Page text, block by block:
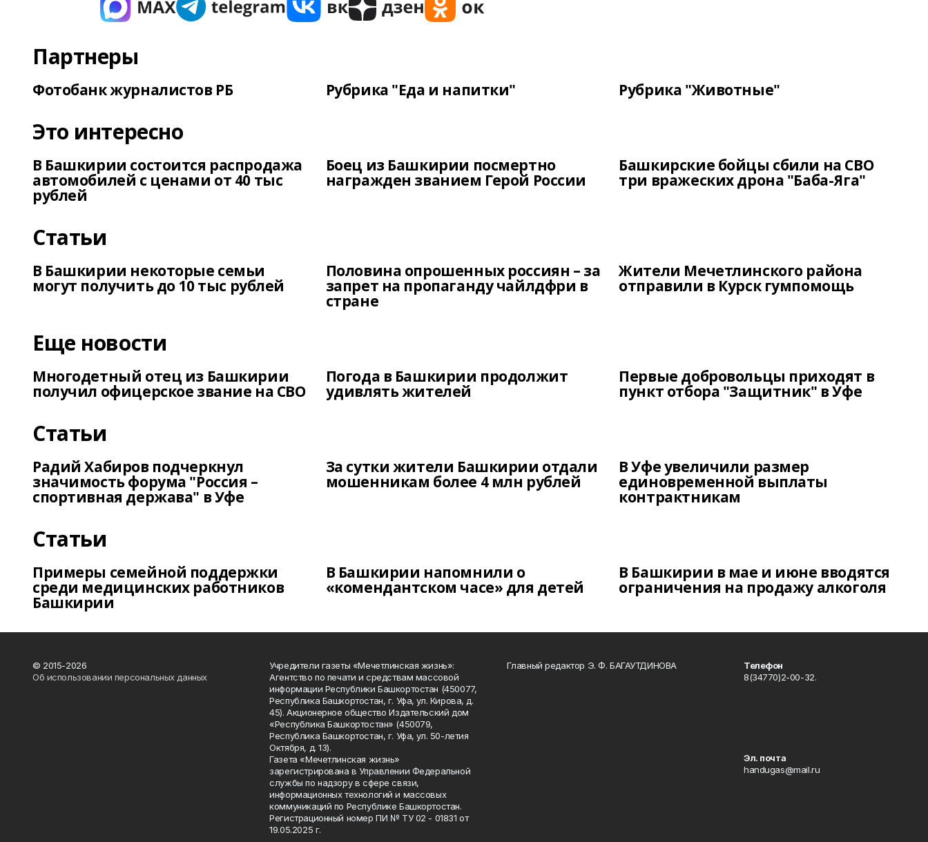
Партнеры
Фотобанк журналистов РБ Рубрика "Еда и напитки" Рубрика "Животные"
Это интересно
В Башкирии состоится распродажа
автомобилей с ценами от 40 тыс
рублей
Боец из Башкирии посмертно
награжден званием Герой России
Башкирские бойцы сбили на СВО
три вражеских дрона "Баба-Яга"
Статьи
В Башкирии некоторые семьи
могут получить до 10 тыс рублей
Половина опрошенных россиян – за
запрет на пропаганду чайлдфри в
стране
Жители Мечетлинского района
отправили в Курск гумпомощь
Еще новости
Многодетный отец из Башкирии
получил офицерское звание на СВО
Погода в Башкирии продолжит
удивлять жителей
Первые добровольцы приходят в
пункт отбора "Защитник" в Уфе
Статьи
Радий Хабиров подчеркнул
значимость форума "Россия –
спортивная держава" в Уфе
За сутки жители Башкирии отдали
мошенникам более 4 млн рублей
В Уфе увеличили размер
единовременной выплаты
контрактникам
Статьи
Примеры семейной поддержки
среди медицинских работников
Башкирии
В Башкирии напомнили о
«комендантском часе» для детей
В Башкирии в мае и июне вводятся
ограничения на продажу алкоголя
© 2015-2026
Об использовании персональных данных
Учредители газеты «Мечетлинская жизнь»:
Агентство по печати и средствам массовой
информации Республики Башкортостан (450077,
Республика Башкортостан, г. Уфа, ул. Кирова, д.
45). Акционерное общество Издательский дом
«Республика Башкортостан» (450079,
Республика Башкортостан, г. Уфа, ул. 50-летия
Октября, д. 13).
Газета «Мечетлинская жизнь»
зарегистрирована в Управлении Федеральной
службы по надзору в сфере связи,
информационных технологий и массовых
коммуникаций по Республике Башкортостан.
Регистрационный номер ПИ № ТУ 02 - 01831 от
19.05.2025 г.
Главный редактор Э. Ф. БАГАУТДИНОВА
Телефон
8(34770)2-00-32.
Эл. почта
handugas@mail.ru